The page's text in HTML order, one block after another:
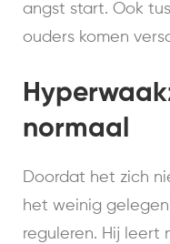
angst start. Ook
ouders komen
normaal
Doordat het zich
het weinig
reguleren. Hij leert